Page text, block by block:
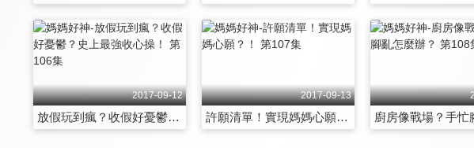
2017-09-12
放假玩到瘋？收假好憂鬱？史上最強收心操！ 第106集
2017-09-13
許願清單！實現媽媽心願？！ 第107集